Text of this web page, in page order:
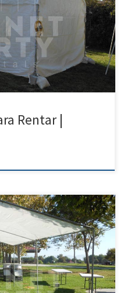
para Renta Tel: 818 207 8502
$150.00 Carpas para
| Calabasas
Rentar |
para Renta Tel: 818 207 8502
20ft Carpa $75.00 Carpa para
Fernando Valley | Simi